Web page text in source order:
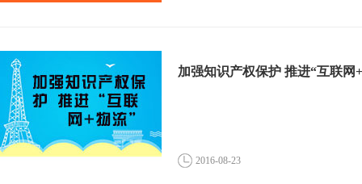
加强知识产权保护 推进“互联网
2016-08-23